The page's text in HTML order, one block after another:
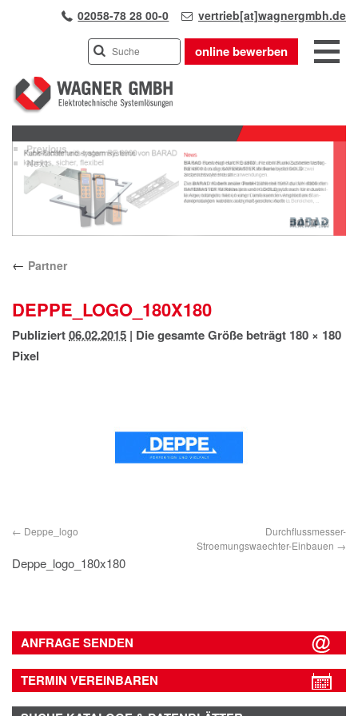
02058-78 28 00-0 vertrieb[at]wagnergmbh.de
online bewerben
INDUSTRIEVERTRETUNG
UNSER TEAM
WIR ÜBER UNS
KARRIERE
PRODUKTE
APPLIKATIONEN
KONTAKT
ANFAHRT
Previous
Next
← Partner
DEPPE_LOGO_180X180
Publiziert06.02.2015 | Die gesamte Größe beträgt 180 × 180
Pixel
Deppe_logo
Durchflussmesser-
Stroemungswaechter-Einbauen
Deppe_logo_180x180
ANFRAGE SENDEN
TERMIN VEREINBAREN